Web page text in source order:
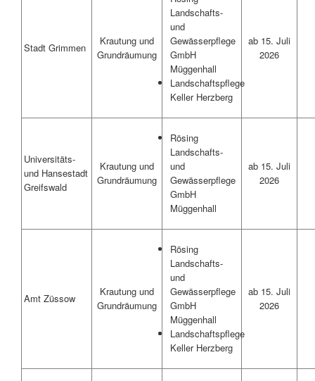
Stadt Grimmen
Krautung und
Grundräumung
Landschafts-
und
Gewässerpflege
GmbH
Müggenhall
Landschaftspflege
Keller Herzberg
ab 15. Juli
2026
Universitäts-
und Hansestadt
Greifswald
Krautung und
Grundräumung
Rösing
Landschafts-
und
Gewässerpflege
GmbH
Müggenhall
ab 15. Juli
2026
Amt Züssow
Krautung und
Grundräumung
Rösing
Landschafts-
und
Gewässerpflege
GmbH
Müggenhall
Landschaftspflege
Keller Herzberg
ab 15. Juli
2026